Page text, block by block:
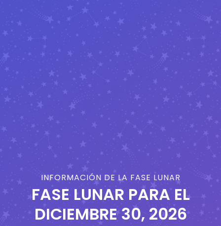
INFORMACIÓN DE LA FASE LUNAR
FASE LUNAR PARA EL
DICIEMBRE 30, 2026